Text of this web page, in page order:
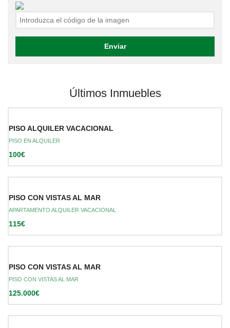
Últimos Inmuebles
PISO ALQUILER VACACIONAL
PISO EN ALQUILER
100€
PISO CON VISTAS AL MAR
APARTAMENTO ALQUILER VACACIONAL
115€
PISO CON VISTAS AL MAR
PISO CON VISTAS AL MAR
125.000€